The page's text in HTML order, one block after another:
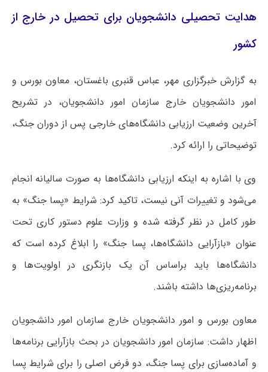
هدایت تحصیلی دانشجویان برای تحصیل در خارج از
کشور
به گزارش خبرگزاری مهر، عباس قنبری باغستان، معاون بورس و
امور دانشجویان خارج سازمان امور دانشجویان، در تشریح
آخرین وضعیت ارزیابی دانشگاه‌های خارجی پس از دوران جنگ،
توضیحاتی را ارائه کرد.
وی با اشاره به اینکه ارزیابی دانشگاه‌ها به صورت سالیانه انجام
می‌شود و تغییرات آنی نیست، تاکید کرد: شرایط «پسا جنگ» به
طور کامل در نظر گرفته شده و وزارت علوم دستور کاری تحت
عنوان «بازآرایی دانشگاه‌ها، پسا جنگ» را ابلاغ کرده است که
دانشگاه‌ها باید براساس آن یک بازنگری در اولویت‌ها و
برنامه‌ریزی‌ها داشته باشند.
معاون بورس و امور دانشجویان خارج سازمان امور دانشجویان
اظهار داشت: سازمان امور دانشجویان در بحث بازآرایی برنامه‌ها
و آماده‌سازی برای پسا جنگ، دو فرض اصلی را برای شرایط پسا